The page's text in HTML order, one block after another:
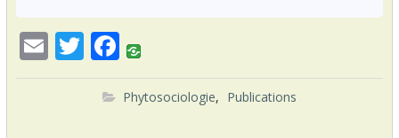
E T
itt
F
e
Phytosociologie, Publications